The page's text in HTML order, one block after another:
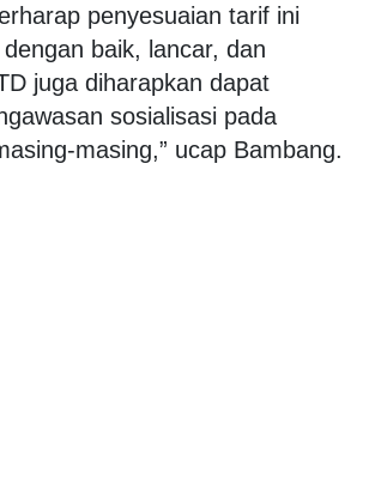
penyesuaian tarif ini
baik, lancar, dan
juga diharapkan dapat
sosialisasi pada
masing,” ucap Bambang.